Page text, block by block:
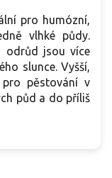
pro humózní,
vlhké půdy.
odrůd jsou více
slunce. Vyšší,
pěstování v
půd a do příliš